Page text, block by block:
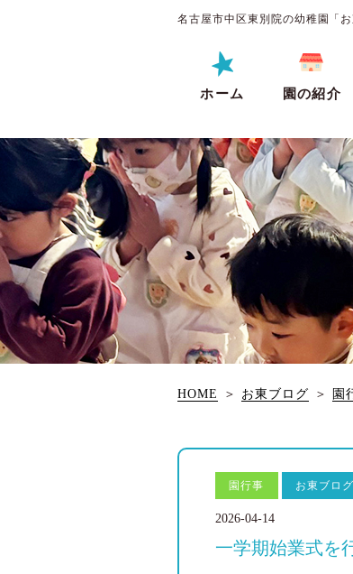
名古屋市中区東別院の幼稚園「お
ホーム 園の紹介
HOME ＞ お東ブログ ＞ 園
園行事 お東ブログ
2026-04-14
一学期始業式を